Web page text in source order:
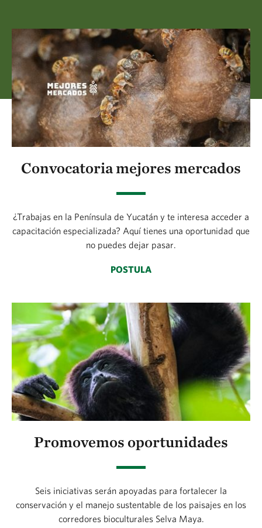
Convocatoria mejores mercados
¿Trabajas en la Península de Yucatán y te interesa acceder a
capacitación especializada? Aquí tienes una oportunidad que
no puedes dejar pasar.
POSTULA
Promovemos oportunidades
Seis iniciativas serán apoyadas para fortalecer la
conservación y el manejo sustentable de los paisajes en los
corredores bioculturales Selva Maya.